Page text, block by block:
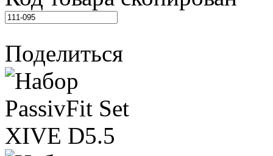
Поделиться